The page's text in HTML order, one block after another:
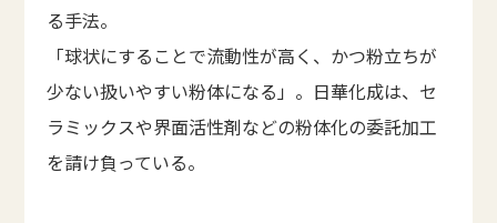
る手法。
「球状にすることで流動性が高く、かつ粉立ちが
少ない扱いやすい粉体になる」。日華化成は、セ
ラミックスや界面活性剤などの粉体化の委託加工
を請け負っている。